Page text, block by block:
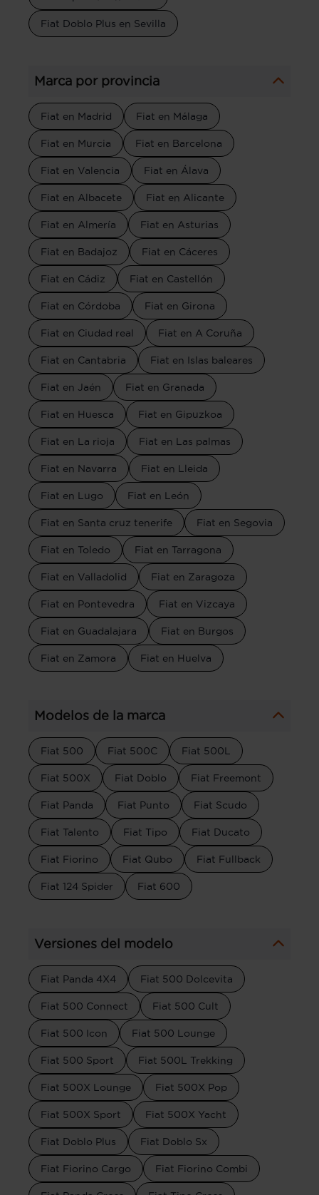
Fiat Doblo Plus en Sevilla
Marca por provincia
Fiat en Madrid Fiat en Málaga
Fiat en Murcia Fiat en Barcelona
Fiat en Valencia Fiat en Álava
Fiat en Albacete Fiat en Alicante
Fiat en Almería Fiat en Asturias
Fiat en Badajoz Fiat en Cáceres
Fiat en Cádiz Fiat en Castellón
Fiat en Córdoba Fiat en Girona
Fiat en Ciudad real Fiat en A Coruña
Fiat en Cantabria Fiat en Islas baleares
Fiat en Jaén Fiat en Granada
Fiat en Huesca Fiat en Gipuzkoa
Fiat en La rioja Fiat en Las palmas
Fiat en Navarra Fiat en Lleida
Fiat en Lugo Fiat en León
Fiat en Santa cruz tenerife Fiat en Segovia
Fiat en Toledo Fiat en Tarragona
Fiat en Valladolid Fiat en Zaragoza
Fiat en Pontevedra Fiat en Vizcaya
Fiat en Guadalajara Fiat en Burgos
Fiat en Zamora Fiat en Huelva
Modelos de la marca
Fiat 500 Fiat 500C Fiat 500L
Fiat 500X Fiat Doblo Fiat Freemont
Fiat Panda Fiat Punto Fiat Scudo
Fiat Talento Fiat Tipo Fiat Ducato
Fiat Fiorino Fiat Qubo Fiat Fullback
Fiat 124 Spider Fiat 600
Versiones del modelo
Fiat Panda 4X4 Fiat 500 Dolcevita
Fiat 500 Connect Fiat 500 Cult
Fiat 500 Icon Fiat 500 Lounge
Fiat 500 Sport Fiat 500L Trekking
Fiat 500X Lounge Fiat 500X Pop
Fiat 500X Sport Fiat 500X Yacht
Fiat Doblo Plus Fiat Doblo Sx
Fiat Fiorino Cargo Fiat Fiorino Combi